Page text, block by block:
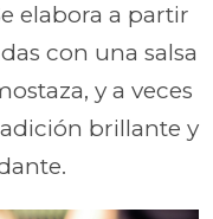
elabora a partir
con una salsa
y a veces
brillante y